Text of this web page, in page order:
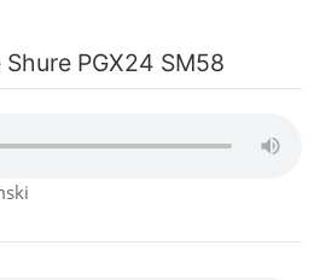
PGX24 SM58